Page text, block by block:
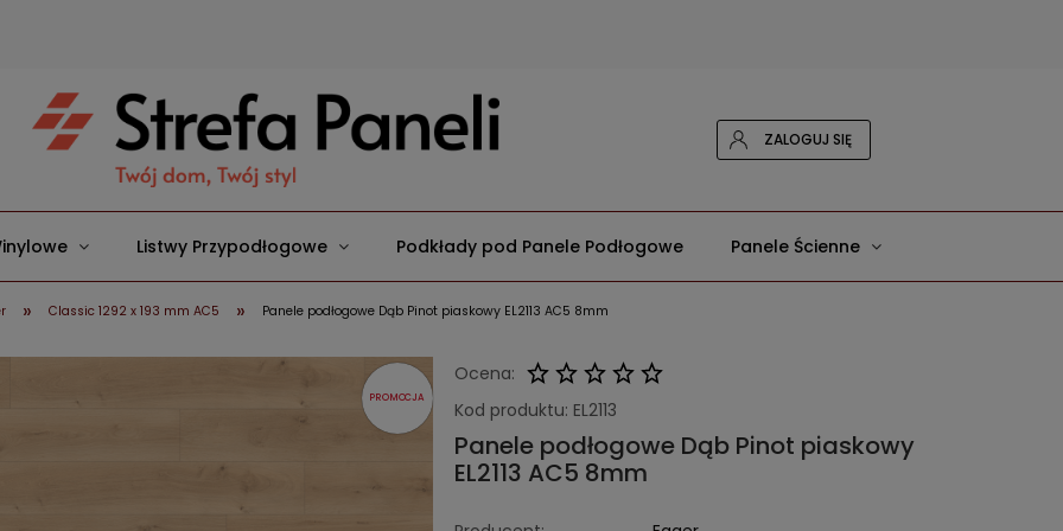
ZALOGUJ SIĘ
Listwy Przypodłogowe Podkłady pod Panele Podłogowe Panele Ścienne
» Classic 1292 x 193 mm AC5 » Panele podłogowe Dąb Pinot piaskowy EL2113 AC5 8mm
PROMOCJA
Ocena:
Kod produktu: EL2113
Panele podłogowe Dąb Pinot piaskowy
EL2113 AC5 8mm